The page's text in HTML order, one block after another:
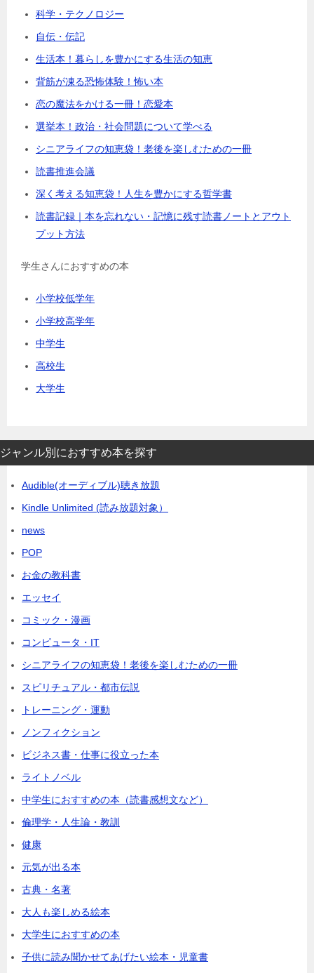
科学・テクノロジー
自伝・伝記
生活本！暮らしを豊かにする生活の知恵
背筋が凍る恐怖体験！怖い本
恋の魔法をかける一冊！恋愛本
選挙本！政治・社会問題について学べる
シニアライフの知恵袋！老後を楽しむための一冊
読書推進会議
深く考える知恵袋！人生を豊かにする哲学書
読書記録｜本を忘れない・記憶に残す読書ノートとアウト
プット方法
学生さんにおすすめの本
小学校低学年
小学校高学年
中学生
高校生
大学生
ジャンル別におすすめ本を探す
Audible(オーディブル)聴き放題
Kindle Unlimited (読み放題対象）
news
POP
お金の教科書
エッセイ
コミック・漫画
コンピュータ・IT
シニアライフの知恵袋！老後を楽しむための一冊
スピリチュアル・都市伝説
トレーニング・運動
ノンフィクション
ビジネス書・仕事に役立った本
ライトノベル
中学生におすすめの本（読書感想文など）
倫理学・人生論・教訓
健康
元気が出る本
古典・名著
大人も楽しめる絵本
大学生におすすめの本
子供に読み聞かせてあげたい絵本・児童書